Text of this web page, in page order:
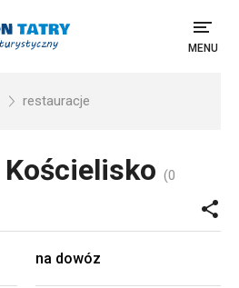
MENU
restauracje
Kościelisko (0
na dowóz